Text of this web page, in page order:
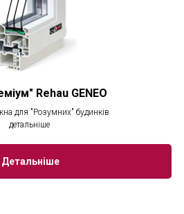
Rehau GENEO
для "Розумних" будинків
детальніше
Детальніше